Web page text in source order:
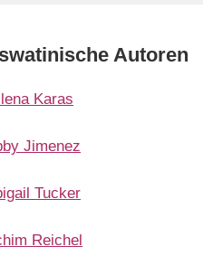
Autoren
Karas
Jimenez
Tucker
Reichel